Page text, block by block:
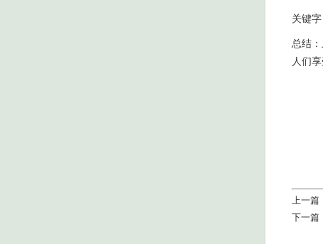
关键
总结
人们
上一篇
下一篇